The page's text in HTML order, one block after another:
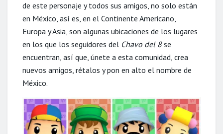
de este personaje y todos sus amigos, no solo están
en México, así es, en el Continente Americano,
Europa y Asia, son algunas ubicaciones de los lugares
en los que los seguidores del Chavo del 8se
encuentran, así que, únete a esta comunidad, crea
nuevos amigos, rétalos y pon en alto el nombre de
México.